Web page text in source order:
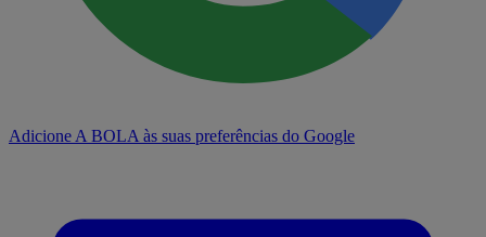
Adicione A BOLA às suas preferências do Google